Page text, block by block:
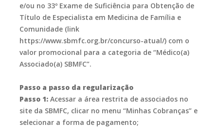
e/ou no 33º Exame de Suficiência para Obtenção de
Título de Especialista em Medicina de Família e
Comunidade (link
https://www.sbmfc.org.br/concurso-atual/) com o
valor promocional para a categoria de “Médico(a)
Associado(a) SBMFC”.
Passo a passo da regularização
Passo 1: Acessar a área restrita de associados no
site da SBMFC, clicar no menu “Minhas Cobranças” e
selecionar a forma de pagamento;